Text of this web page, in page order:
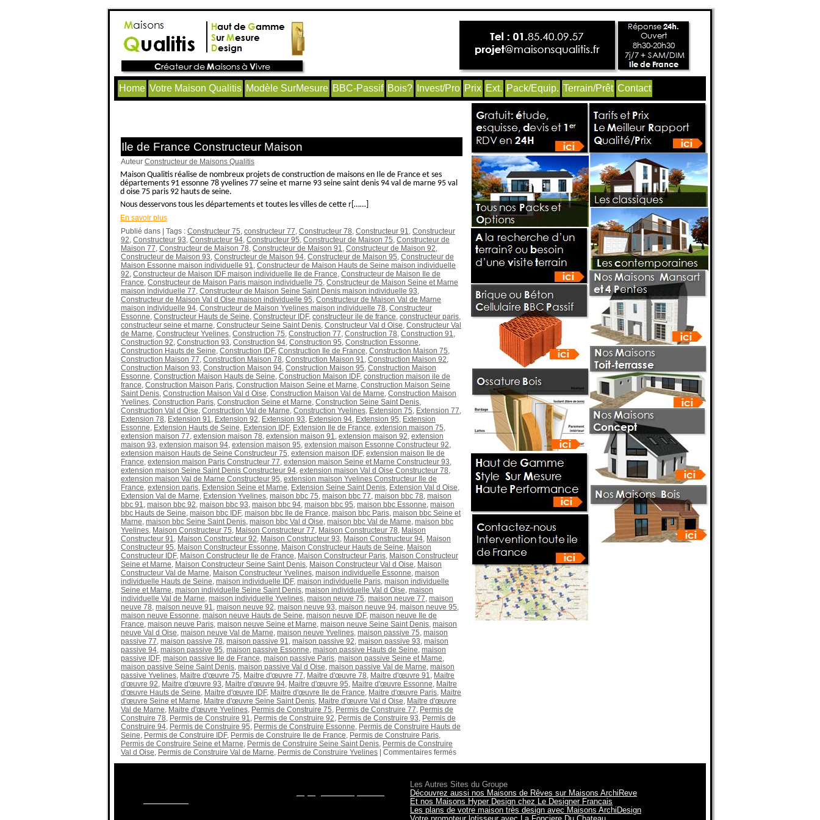
Home Votre Maison Qualitis Modèle SurMesure BBC-Passif Bois? Invest/Pro Prix Ext. Pack/Equip. Terrain/Prêt Contact
Ile de France Constructeur Maison
Auteur Constructeur de Maisons Qualitis
Maison Qualitis réalise de nombreux projets de construction de maisons en Ile de France et ses
départements 91 essonne 78 yvelines 77 seine et marne 93 seine saint denis 94 val de marne 95 val
d oise 75 paris 92 hauts de seine.
Nous desservons tous les départements et toutes les villes de cette r[……]
En savoir plus
Publié dans | Tags : Constructeur 75, constructeur 77, Constructeur 78, Constructeur 91, Constructeur
92, Constructeur 93, Constructeur 94, Constructeur 95, Constructeur de Maison 75, Constructeur de
Maison 77, Constructeur de Maison 78, Constructeur de Maison 91, Constructeur de Maison 92,
Constructeur de Maison 93, Constructeur de Maison 94, Constructeur de Maison 95, Constructeur de
Maison Essonne maison individuelle 91, Constructeur de Maison Hauts de Seine maison individuelle
92, Constructeur de Maison IDF maison individuelle Ile de France, Constructeur de Maison Ile de
France, Constructeur de Maison Paris maison individuelle 75, Constructeur de Maison Seine et Marne
maison individuelle 77, Constructeur de Maison Seine Saint Denis maison individuelle 93,
Constructeur de Maison Val d Oise maison individuelle 95, Constructeur de Maison Val de Marne
maison individuelle 94, Constructeur de Maison Yvelines maison individuelle 78, Constructeur
Essonne, Constructeur Hauts de Seine, Constructeur IDF, constructeur ile de france, constructeur paris,
constructeur seine et marne, Constructeur Seine Saint Denis, Constructeur Val d Oise, Constructeur Val
de Marne, Constructeur Yvelines, Construction 75, Construction 77, Construction 78, Construction 91,
Construction 92, Construction 93, Construction 94, Construction 95, Construction Essonne,
Construction Hauts de Seine, Construction IDF, Construction Ile de France, Construction Maison 75,
Construction Maison 77, Construction Maison 78, Construction Maison 91, Construction Maison 92,
Construction Maison 93, Construction Maison 94, Construction Maison 95, Construction Maison
Essonne, Construction Maison Hauts de Seine, Construction Maison IDF, construction maison ile de
france, Construction Maison Paris, Construction Maison Seine et Marne, Construction Maison Seine
Saint Denis, Construction Maison Val d Oise, Construction Maison Val de Marne, Construction Maison
Yvelines, Construction Paris, Construction Seine et Marne, Construction Seine Saint Denis,
Construction Val d Oise, Construction Val de Marne, Construction Yvelines, Extension 75, Extension 77,
Extension 78, Extension 91, Extension 92, Extension 93, Extension 94, Extension 95, Extension
Essonne, Extension Hauts de Seine, Extension IDF, Extension Ile de France, extension maison 75,
extension maison 77, extension maison 78, extension maison 91, extension maison 92, extension
maison 93, extension maison 94, extension maison 95, extension maison Essonne Constructeur 92,
extension maison Hauts de Seine Constructeur 75, extension maison IDF, extension maison Ile de
France, extension maison Paris Constructeur 77, extension maison Seine et Marne Constructeur 93,
extension maison Seine Saint Denis Constructeur 94, extension maison Val d Oise Constructeur 78,
extension maison Val de Marne Constructeur 95, extension maison Yvelines Constructeur Ile de
France, extension paris, Extension Seine et Marne, Extension Seine Saint Denis, Extension Val d Oise,
Extension Val de Marne, Extension Yvelines, maison bbc 75, maison bbc 77, maison bbc 78, maison
bbc 91, maison bbc 92, maison bbc 93, maison bbc 94, maison bbc 95, maison bbc Essonne, maison
bbc Hauts de Seine, maison bbc IDF, maison bbc Ile de France, maison bbc Paris, maison bbc Seine et
Marne, maison bbc Seine Saint Denis, maison bbc Val d Oise, maison bbc Val de Marne, maison bbc
Yvelines, Maison Constructeur 75, Maison Constructeur 77, Maison Constructeur 78, Maison
Constructeur 91, Maison Constructeur 92, Maison Constructeur 93, Maison Constructeur 94, Maison
Constructeur 95, Maison Constructeur Essonne, Maison Constructeur Hauts de Seine, Maison
Constructeur IDF, Maison Constructeur Ile de France, Maison Constructeur Paris, Maison Constructeur
Seine et Marne, Maison Constructeur Seine Saint Denis, Maison Constructeur Val d Oise, Maison
Constructeur Val de Marne, Maison Constructeur Yvelines, maison individuelle Essonne, maison
individuelle Hauts de Seine, maison individuelle IDF, maison individuelle Paris, maison individuelle
Seine et Marne, maison individuelle Seine Saint Denis, maison individuelle Val d Oise, maison
individuelle Val de Marne, maison individuelle Yvelines, maison neuve 75, maison neuve 77, maison
neuve 78, maison neuve 91, maison neuve 92, maison neuve 93, maison neuve 94, maison neuve 95,
maison neuve Essonne, maison neuve Hauts de Seine, maison neuve IDF, maison neuve Ile de
France, maison neuve Paris, maison neuve Seine et Marne, maison neuve Seine Saint Denis, maison
neuve Val d Oise, maison neuve Val de Marne, maison neuve Yvelines, maison passive 75, maison
passive 77, maison passive 78, maison passive 91, maison passive 92, maison passive 93, maison
passive 94, maison passive 95, maison passive Essonne, maison passive Hauts de Seine, maison
passive IDF, maison passive Ile de France, maison passive Paris, maison passive Seine et Marne,
maison passive Seine Saint Denis, maison passive Val d Oise, maison passive Val de Marne, maison
passive Yvelines, Maitre d'œuvre 75, Maitre d'œuvre 77, Maitre d'œuvre 78, Maitre d'œuvre 91, Maitre
d'œuvre 92, Maitre d'œuvre 93, Maitre d'œuvre 94, Maitre d'œuvre 95, Maitre d'œuvre Essonne, Maitre
d'œuvre Hauts de Seine, Maitre d'œuvre IDF, Maitre d'œuvre Ile de France, Maitre d'œuvre Paris, Maitre
d'œuvre Seine et Marne, Maitre d'œuvre Seine Saint Denis, Maitre d'œuvre Val d Oise, Maitre d'œuvre
Val de Marne, Maitre d'œuvre Yvelines, Permis de Construire 75, Permis de Construire 77, Permis de
Construire 78, Permis de Construire 91, Permis de Construire 92, Permis de Construire 93, Permis de
Construire 94, Permis de Construire 95, Permis de Construire Essonne, Permis de Construire Hauts de
Seine, Permis de Construire IDF, Permis de Construire Ile de France, Permis de Construire Paris,
Permis de Construire Seine et Marne, Permis de Construire Seine Saint Denis, Permis de Construire
Val d Oise, Permis de Construire Val de Marne, Permis de Construire Yvelines Commentaires fermés
Les Autres Sites du Groupe
Découvrez aussi nos Maisons de Rêves sur Maisons ArchiReve
Et nos Maisons Hyper Design chez Le Designer Francais
Les plans de votre maison très design avec Maisons ArchiDesign